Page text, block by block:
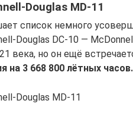
Douglas MD-11
список немного
Douglas DC-10 —
века, но он ещё
на 3 668 800 лётных часов.
Douglas MD-11